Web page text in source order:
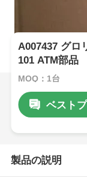
A007437 グロ
101 ATM部品
MOQ：1台
ベスト
製品の説明